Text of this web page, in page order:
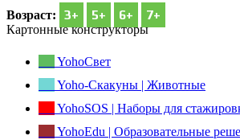
Возраст: 3+ 5+ 6+ 7+
Картонные конструкторы
YohoСвет
Yoho-Скакуны | Животные
YohoSOS | Наборы для
YohoEdu | Образовательные